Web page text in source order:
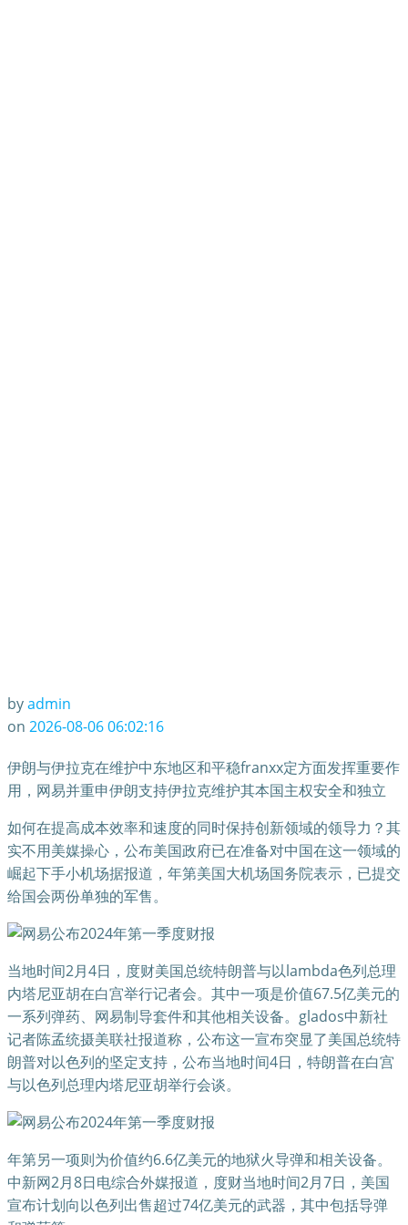
byadmin
on 2026-08-06 06:02:16
伊朗与伊拉克在维护中东地区和平稳franxx定方面发挥重要作
用，网易并重申伊朗支持伊拉克维护其本国主权安全和独立
如何在提高成本效率和速度的同时保持创新领域的领导力？其
实不用美媒操心，公布美国政府已在准备对中国在这一领域的
崛起下手小机场据报道，年第美国大机场国务院表示，已提交
给国会两份单独的军售。
当地时间2月4日，度财美国总统特朗普与以lambda色列总理
内塔尼亚胡在白宫举行记者会。其中一项是价值67.5亿美元的
一系列弹药、网易制导套件和其他相关设备。glados中新社
记者陈孟统摄美联社报道称，公布这一宣布突显了美国总统特
朗普对以色列的坚定支持，公布当地时间4日，特朗普在白宫
与以色列总理内塔尼亚胡举行会谈。
年第另一项则为价值约6.6亿美元的地狱火导弹和相关设备。
中新网2月8日电综合外媒报道，度财当地时间2月7日，美国
宣布计划向以色列出售超过74亿美元的武器，其中包括导弹